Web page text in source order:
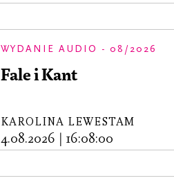
WYDANIE AUDIO - 08/2026
Fale i Kant
KAROLINA LEWESTAM
4.08.2026 16:08:00